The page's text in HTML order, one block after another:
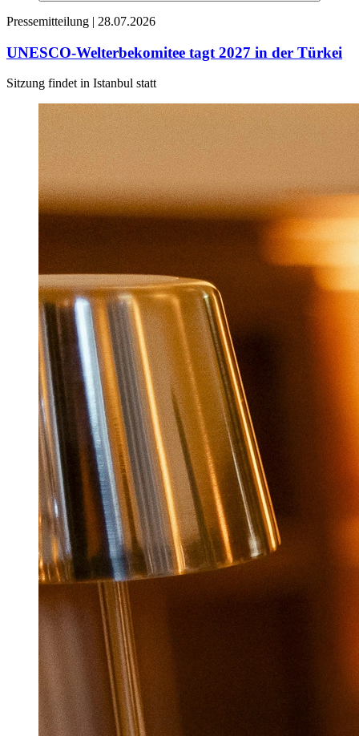
Pressemitteilung | 28.07.2026
UNESCO-Welterbekomitee tagt 2027 in der Türkei
Sitzung findet in Istanbul statt